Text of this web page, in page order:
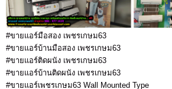
#ขายแอร์มือสอง เพชรเกษม63
#ขายแอร์บ้านมือสอง เพชรเกษม63
#ขายแอร์ติดผนัง เพชรเกษม63
#ขายแอร์บ้านติดผนัง เพชรเกษม63
#ขายแอร์เพชรเกษม63 Wall Mounted Type